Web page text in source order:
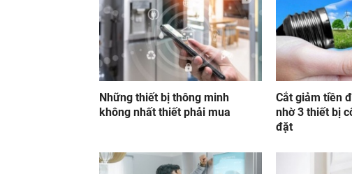
Những thiết bị thông minh
không nhất thiết phải mua
Cắt giảm tiền
nhờ 3 thiết bị
đặt